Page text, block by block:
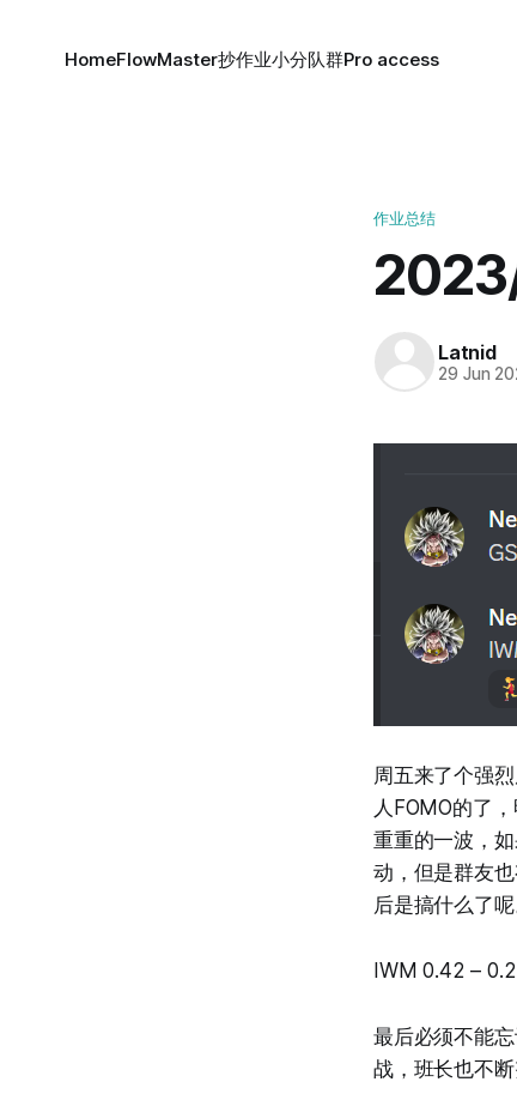
HomeFlowMaster抄作业小分队群Pro access
作业总结
Latnid
29 Jun
周五来了个强
人FOMO的了
重重的一波，
动，但是群友
后是搞什么了呢
IWM 0.42 –
最后必须不能
战，班长也不